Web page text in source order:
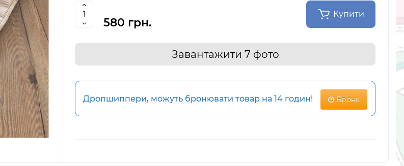
580 грн.
Купити
Завантажити 7 фото
Дропшиппери, можуть бронювати товар на 14 годин! Бронь